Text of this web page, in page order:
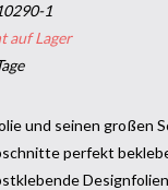
1
auf Lager
und seinen großen
perfekt